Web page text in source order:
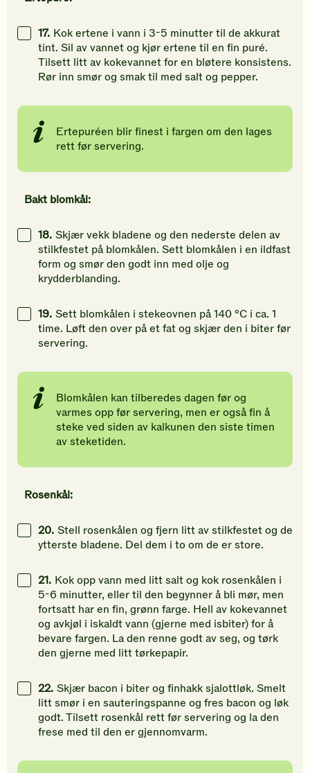
17. Kok ertene i vann i 3-5 minutter til de akkurat
tint. Sil av vannet og kjør ertene til en fin puré.
Tilsett litt av kokevannet for en bløtere konsistens.
Rør inn smør og smak til med salt og pepper.
Ertepuréen blir finest i fargen om den lages
rett før servering.
Bakt blomkål:
18. Skjær vekk bladene og den nederste delen av
stilkfestet på blomkålen. Sett blomkålen i en ildfast
form og smør den godt inn med olje og
krydderblanding.
19. Sett blomkålen i stekeovnen på 140 °C i ca. 1
time. Løft den over på et fat og skjær den i biter før
servering.
Blomkålen kan tilberedes dagen før og
varmes opp før servering, men er også fin å
steke ved siden av kalkunen den siste timen
av steketiden.
Rosenkål:
20. Stell rosenkålen og fjern litt av stilkfestet og de
ytterste bladene. Del dem i to om de er store.
21. Kok opp vann med litt salt og kok rosenkålen i
5-6 minutter, eller til den begynner å bli mør, men
fortsatt har en fin, grønn farge. Hell av kokevannet
og avkjøl i iskaldt vann (gjerne med isbiter) for å
bevare fargen. La den renne godt av seg, og tørk
den gjerne med litt tørkepapir.
22. Skjær bacon i biter og finhakk sjalottløk. Smelt
litt smør i en sauteringspanne og fres bacon og løk
godt. Tilsett rosenkål rett før servering og la den
frese med til den er gjennomvarm.